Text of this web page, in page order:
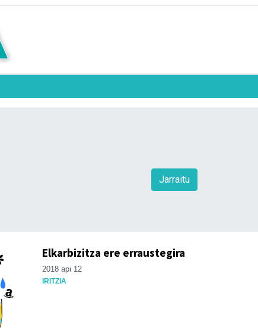
Jarraitu
Elkarbizitza ere erraustegira
2018 api 12
IRITZIA